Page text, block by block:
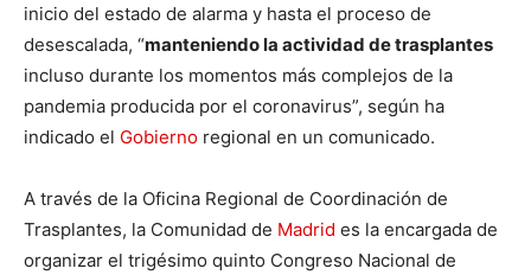
inicio del estado de alarma y hasta el proceso de
desescalada, “manteniendo la actividad de trasplantes
incluso durante los momentos más complejos de la
pandemia producida por el coronavirus”, según ha
indicado el Gobierno regional en un comunicado.
A través de la Oficina Regional de Coordinación de
Trasplantes, la Comunidad de Madrid es la encargada de
organizar el trigésimo quinto Congreso Nacional de